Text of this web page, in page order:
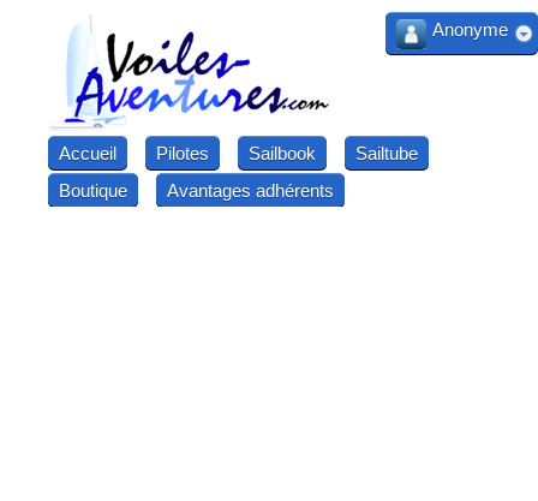
Accueil Pilotes Sailbook
Sailtube
Boutique
Avantages adhérents
Anonyme